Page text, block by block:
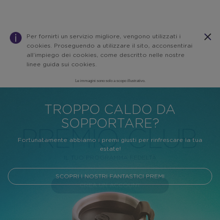
Per fornirti un servizio migliore, vengono utilizzati i
cookies. Proseguendo a utilizzare il sito, acconsentirai
all’impiego dei cookies, come descritto nelle nostre
linee guida sui cookies.
Casa
Le immagini sono solo a scopo illustrativo.
TROPPO CALDO DA
SOPPORTARE?
Fortunatamente abbiamo i premi giusti per rinfrescare la tua
estate!
SCOPRI I NOSTRI FANTASTICI PREMI
CREA UN ACCOUNT